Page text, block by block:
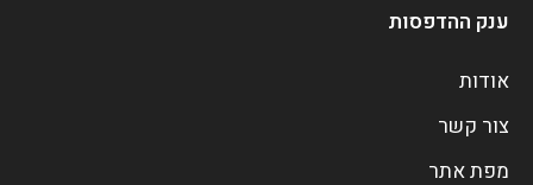
ענק ההדפסות
אודות
צור קשר
מפת אתר